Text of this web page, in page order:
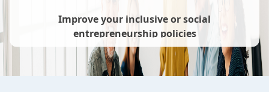
Improve your inclusive or social
entrepreneurship policies